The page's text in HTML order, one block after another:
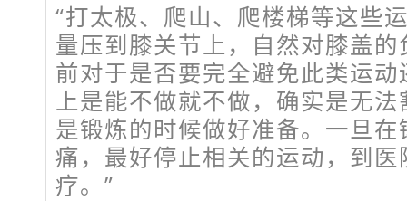
“打太极、爬山、爬楼梯等这些
量压到膝关节上，自然对膝盖
前对于是否要完全避免此类运
上是能不做就不做，确实是无
是锻炼的时候做好准备。一旦
痛，最好停止相关的运动，到
疗。”